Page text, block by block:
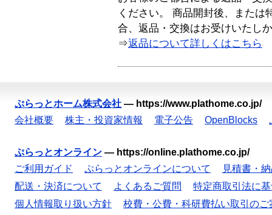
ください。 商品開封後、または
合、返品・交換はお受けいたし
⇒返品について詳しくはこちら
ぷらっとホーム株式会社 — https://www.plathome.co.jp/
会社概要
株主・投資家情報 電子公告 OpenBlocks
ぷらっとオンライン — https://online.plathome.co.jp/
ご利用ガイド
ぷらっとオンラインについて
見積書・
配送・決済について
よくあるご質問
特定商取引法に
個人情報取り扱い方針
校費・公費・科研費払い取引のご